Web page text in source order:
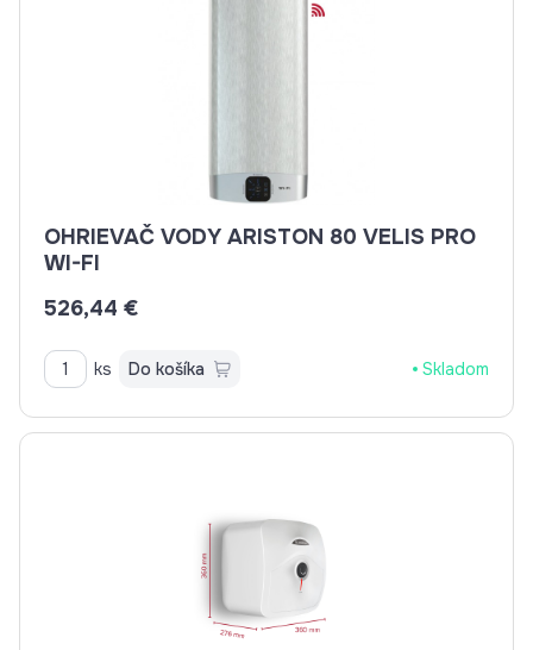
OHRIEVAČ VODY ARISTON 80 VELIS PRO
WI-FI
526,44 €
ks Do košíka Skladom